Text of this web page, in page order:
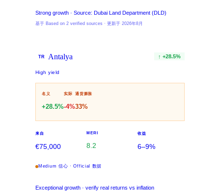
Strong growth · Source: Dubai Land Department (DLD)
基于 Based on 2 verified sources · 更新于 2026年8月
TR Antalya ↑ +28.5%
High yield
名义
+28.5%
实际
-4%
通货膨胀
33%
来自
€75,000
MERI
8.2
收益
6–9%
Medium 信心 · Official 数据
Exceptional growth · verify real returns vs inflation